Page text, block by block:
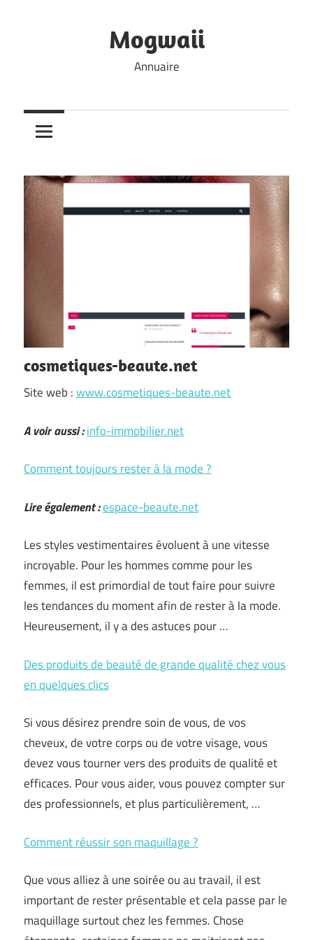
Mogwaii
Annuaire
cosmetiques-beaute.net
Site web :www.cosmetiques-beaute.net
A voir aussi :info-immobilier.net
Comment toujours rester à la mode ?
Lire également :espace-beaute.net
Les styles vestimentaires évoluent à une vitesse
incroyable. Pour les hommes comme pour les
femmes, il est primordial de tout faire pour suivre
les tendances du moment afin de rester à la mode.
Heureusement, il y a des astuces pour …
Des produits de beauté de grande qualité chez vous
en quelques clics
Si vous désirez prendre soin de vous, de vos
cheveux, de votre corps ou de votre visage, vous
devez vous tourner vers des produits de qualité et
efficaces. Pour vous aider, vous pouvez compter sur
des professionnels, et plus particulièrement, …
Comment réussir son maquillage ?
Que vous alliez à une soirée ou au travail, il est
important de rester présentable et cela passe par le
maquillage surtout chez les femmes. Chose